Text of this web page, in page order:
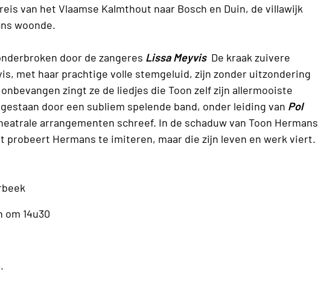
van het Vlaamse Kalmthout naar Bosch en Duin, de villawijk
woonde.
door de zangeres Lissa Meyvis De kraak zuivere
met haar prachtige volle stemgeluid, zijn zonder uitzondering
zingt ze de liedjes die Toon zelf zijn allermooiste
door een subliem spelende band, onder leiding van Pol
arrangementen schreef. In de schaduw van Toon Hermans
probeert Hermans te imiteren, maar die zijn leven en werk viert.
om 14u30